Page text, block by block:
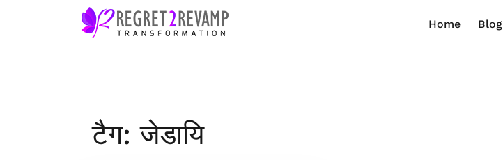
Home Blog
टैग: जेडायि